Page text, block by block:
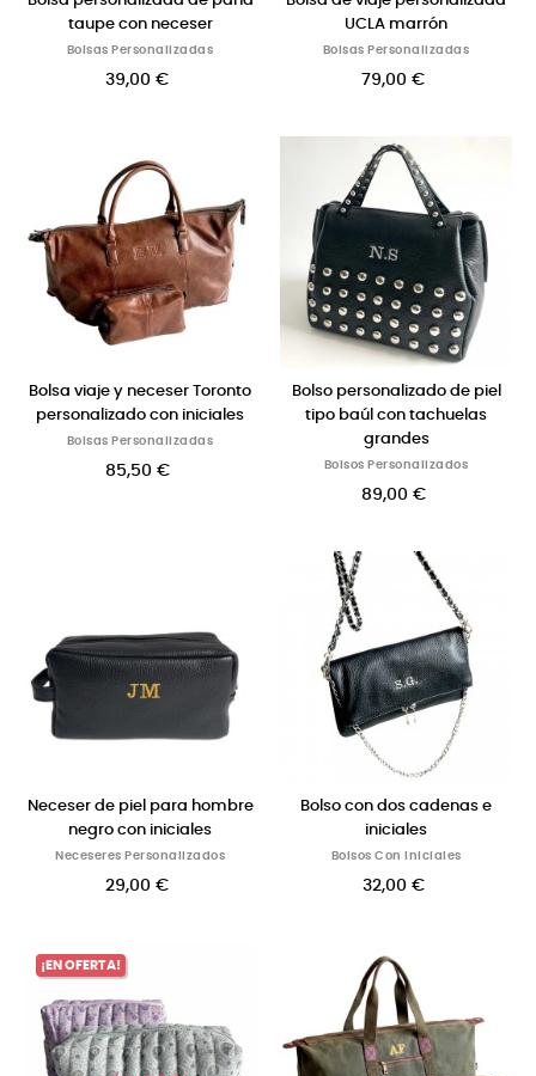
taupe con neceser
Bolsas Personalizadas
39,00 €
UCLA marrón
Bolsas Personalizadas
79,00 €
Bolsa viaje y neceser Toronto
personalizado con iniciales
Bolsas Personalizadas
85,50 €
Bolso personalizado de piel
tipo baúl con tachuelas
grandes
Bolsos Personalizados
89,00 €
Neceser de piel para hombre
negro con iniciales
Neceseres Personalizados
29,00 €
Bolso con dos cadenas e
iniciales
Bolsos Con Iniciales
32,00 €
¡EN OFERTA!